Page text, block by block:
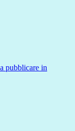
pubblicare in